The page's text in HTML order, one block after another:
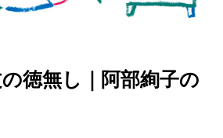
徳無し｜阿部絢子の